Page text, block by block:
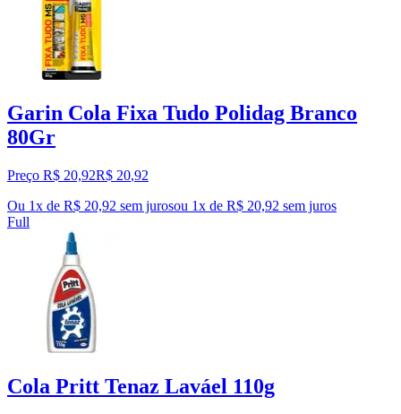
Garin Cola Fixa Tudo Polidag Branco
80Gr
Preço R$ 20,92R$ 20,92
Ou 1x de R$ 20,92 sem jurosou 1x de R$ 20,92 sem juros
Full
Cola Pritt Tenaz Laváel 110g